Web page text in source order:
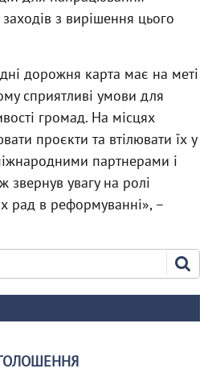
з вирішення цього
дорожня карта має на меті
сприятливі умови для
громад. На місцях
проєкти та втілювати їх у
партнерами і
звернув увагу на ролі
рад в реформуванні», –